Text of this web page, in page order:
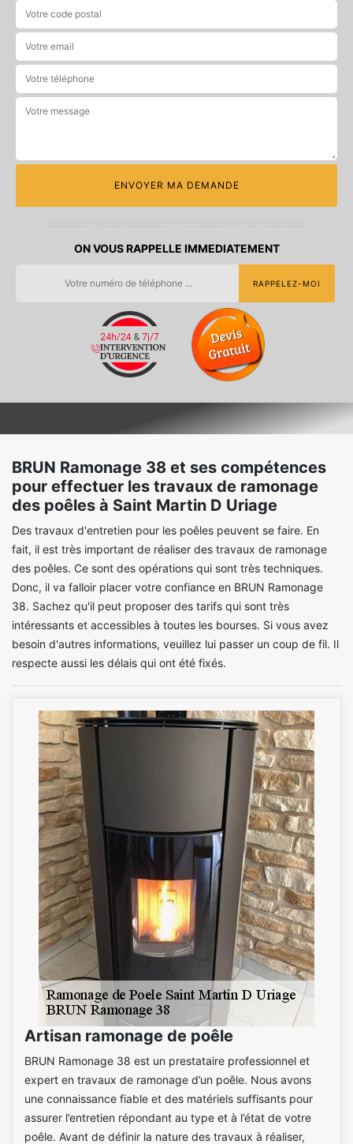
ON VOUS RAPPELLE IMMEDIATEMENT
BRUN Ramonage 38 et ses compétences
pour effectuer les travaux de ramonage
des poêles à Saint Martin D Uriage
Des travaux d'entretien pour les poêles peuvent se faire. En
fait, il est très important de réaliser des travaux de ramonage
des poêles. Ce sont des opérations qui sont très techniques.
Donc, il va falloir placer votre confiance en BRUN Ramonage
38. Sachez qu'il peut proposer des tarifs qui sont très
intéressants et accessibles à toutes les bourses. Si vous avez
besoin d'autres informations, veuillez lui passer un coup de fil. Il
respecte aussi les délais qui ont été fixés.
Artisan ramonage de poêle
BRUN Ramonage 38 est un prestataire professionnel et
expert en travaux de ramonage d’un poêle. Nous avons
une connaissance fiable et des matériels suffisants pour
assurer l’entretien répondant au type et à l’état de votre
poêle. Avant de définir la nature des travaux à réaliser,